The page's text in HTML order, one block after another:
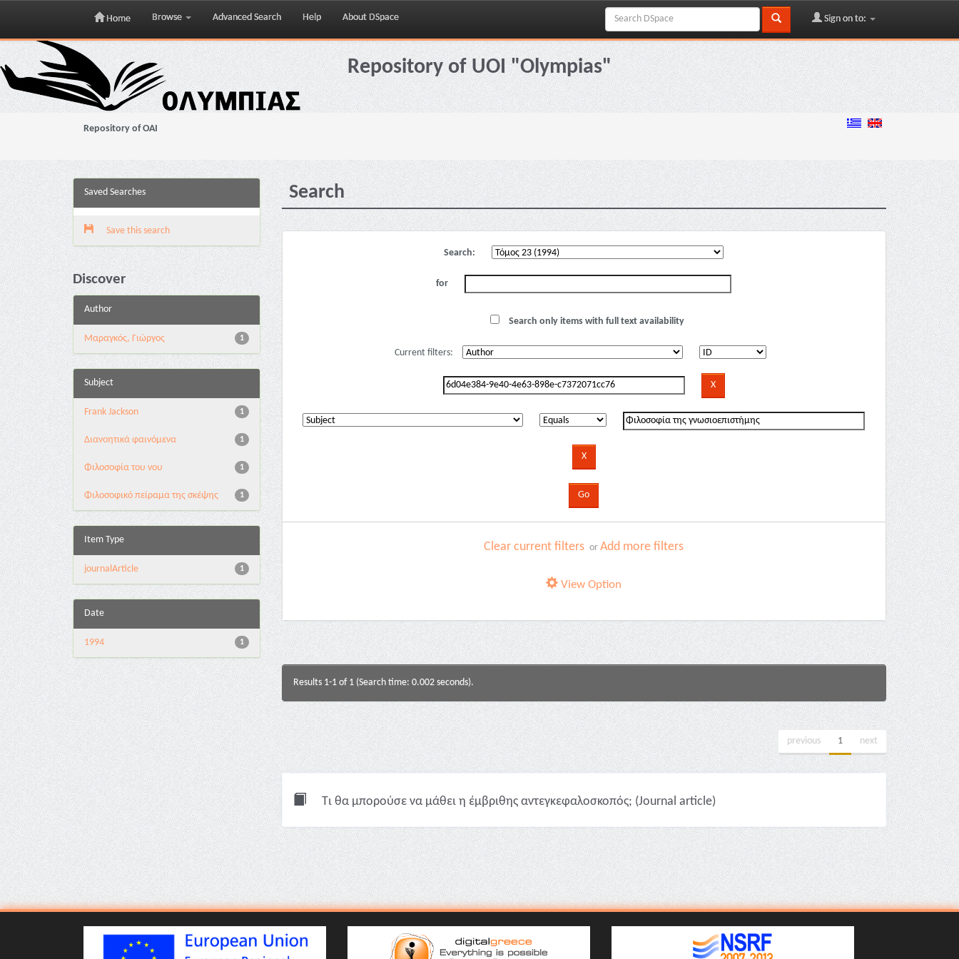
Skip
navigation
Home Browse Advanced Search Help About DSpace Sign on to:
Repository of UOI "Olympias"
Repository of OAI
Saved Searches
Save this search
Discover
Author
1
Μαραγκός, Γιώργος
Subject
1
Frank Jackson
1
Διανοητικά φαινόμενα
1
Φιλοσοφία του νου
1
Φιλοσοφικό πείραμα της σκέψης
Item Type
1
journalArticle
Date
1
1994
Search
Search:
for
Search only items with full text availability
Current filters:
Clear current filters orAdd more filters
View Option
Results 1-1 of 1 (Search time: 0.002 seconds).
previous 1 next
Τι θα μπορούσε να μάθει η έμβριθης αντεγκεφαλοσκοπός; (Journal article)